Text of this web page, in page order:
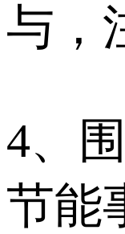
与，
4、
节能